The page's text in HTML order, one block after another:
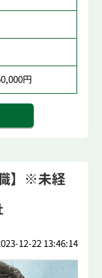
円
】※未経
12-22 13:46:14